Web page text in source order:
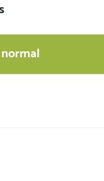
Organigramme